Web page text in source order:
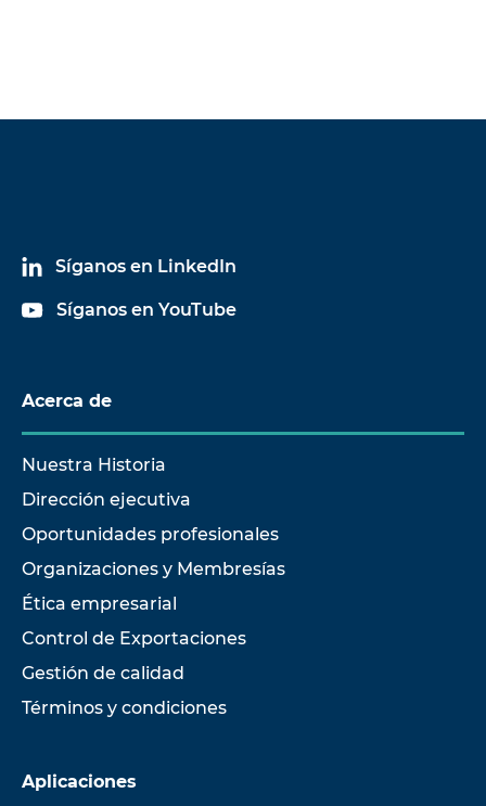
Síganos en LinkedIn
Síganos en YouTube
Acerca de
Nuestra Historia
Dirección ejecutiva
Oportunidades profesionales
Organizaciones y Membresías
Ética empresarial
Control de Exportaciones
Gestión de calidad
Términos y condiciones
Aplicaciones